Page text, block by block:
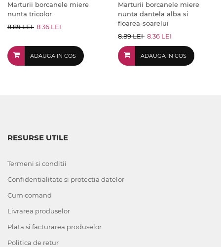
Marturii borcanele miere
nunta tricolor
8.89 LEI 8.36 LEI
ADAUGA IN COS
Marturii borcanele miere
nunta dantela alba si
floarea-soarelui
8.89 LEI 8.36 LEI
ADAUGA IN COS
RESURSE UTILE
Termeni si conditii
Confidentialitate si protectia datelor
Cum comand
Livrarea produselor
Plata si facturarea produselor
Politica de retur